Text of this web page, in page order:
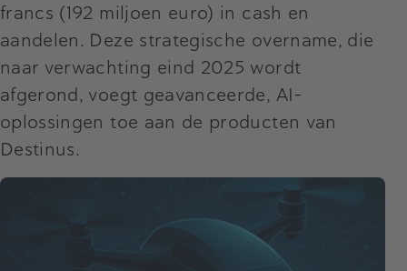
francs (192 miljoen euro) in cash en
aandelen. Deze strategische overname, die
naar verwachting eind 2025 wordt
afgerond, voegt geavanceerde, AI-
oplossingen toe aan de producten van
Destinus.